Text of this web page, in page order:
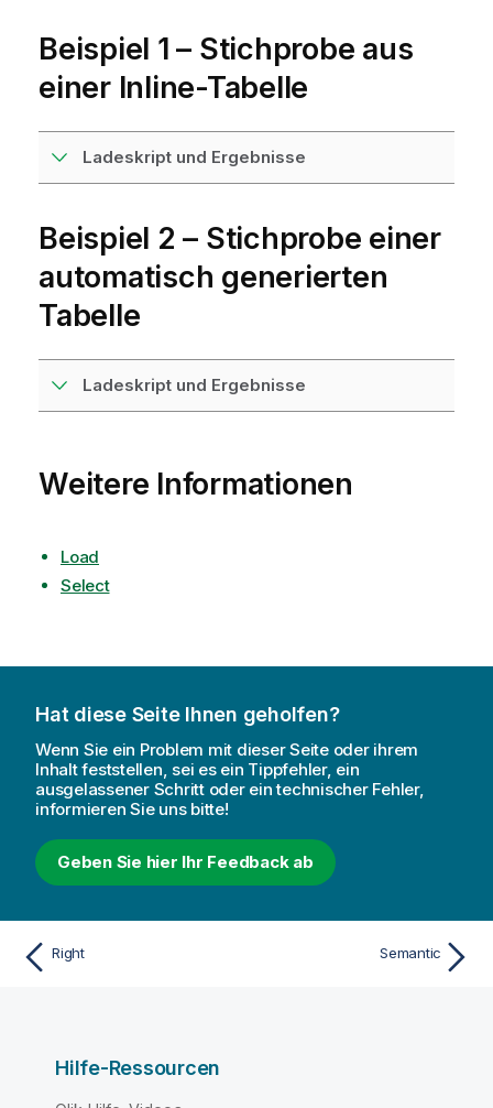
Beispiel 1 – Stichprobe aus
einer Inline-Tabelle
Ladeskript und Ergebnisse
Beispiel 2 – Stichprobe einer
automatisch generierten
Tabelle
Ladeskript und Ergebnisse
Weitere Informationen
Load
Select
Hat diese Seite Ihnen geholfen?
Wenn Sie ein Problem mit dieser Seite oder ihrem
Inhalt feststellen, sei es ein Tippfehler, ein
ausgelassener Schritt oder ein technischer Fehler,
informieren Sie uns bitte!
Geben Sie hier Ihr Feedback ab
Right Semantic
Hilfe-Ressourcen